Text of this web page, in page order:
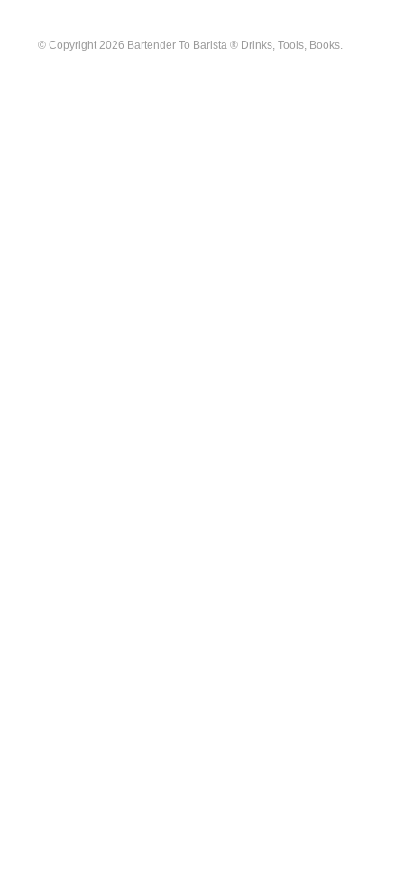
© Copyright 2026 Bartender To Barista ® Drinks, Tools, Books.